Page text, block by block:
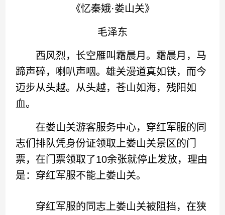
《忆秦娥·娄山关》
毛泽东
西风烈，长空雁叫霜晨月。霜晨月，马
蹄声碎，喇叭声咽。雄关漫道真如铁，而今
迈步从头越。从头越，苍山如海，残阳如
血。
在娄山关游客服务中心，穿红军服的同
志们排队凭身份证领取上娄山关景区的门
票，在门票领取了10余张就停止发放，理由
是：穿红军服不能上娄山关。
穿红军服的同志上娄山关被阻挡，在狭